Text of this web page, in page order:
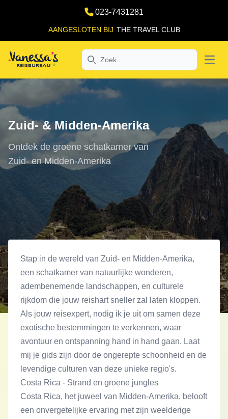
023-7431281
AANGESLOTEN BIJ THE TRAVEL CLUB
Search
Zuid- & Midden-Amerika
Ontdek de groene schatkamer van
Zuid- en Midden-Amerika
Stap in de wereld van Zuid- en Midden-Amerika,
een schatkamer van natuurlijke wonderen,
adembenemende landschappen, en culturele
rijkdom die jouw reishart sneller zal laten kloppen.
Als jouw reisexpert, nodig ik je uit om samen deze
exotische bestemmingen te verkennen, waar
avontuur en ontspanning hand in hand gaan. Laat
mij je gids zijn door de ongerepte schoonheid en de
levendige culturen van deze unieke regio's.
Costa Rica - Strand en groene jungles
Costa Rica, het juweel van Midden-Amerika, belooft
een onvergetelijke ervaring met zijn weelderige